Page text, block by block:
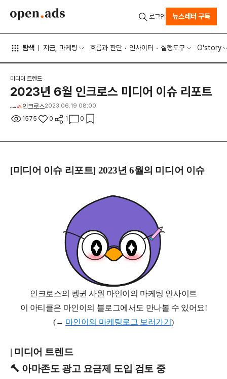
탐색 지금, 마케팅 흐름과 판단 인사이터 실행도구 O'story
로그인 뉴스레터 구독
미디어 트렌드
2023년 6월 인크로스 미디어 이슈 리포트
인크로스2023.06.19 08:00
1575 0 1 0
[미디어 이슈 리포트] 2023년6월의 미디어 이슈
인크로스의 펭귄 사원 마인이의 마케팅 인사이트
이 아티클은 마인이의 블로그에서도 만나볼 수 있어요!
(→ 마인이의 마케팅로그 보러가기)
| 미디어 트렌드
🔨 아마존도 광고 요금제 도입 검토 중